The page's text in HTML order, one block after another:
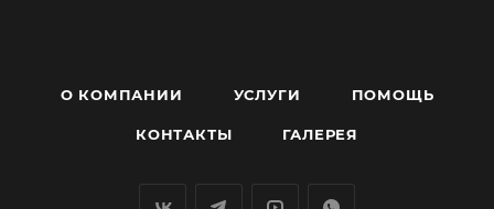
О КОМПАНИИ УСЛУГИ ПОМОЩЬ
КОНТАКТЫ ГАЛЕРЕЯ